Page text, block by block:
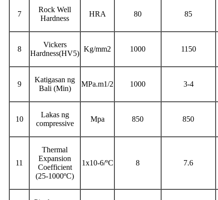
7
Rock Well
Hardness
HRA 80 85
8
Vickers
Hardness(HV5)
Kg/mm2 1000 1150
9
Katigasan ng
Bali (Min)
MPa.m1/2 1000 3-4
10
Lakas ng
compressive
Mpa 850 850
11
Thermal
Expansion
Coefficient
(25-1000ºC)
1x10-6/ºC 8 7.6